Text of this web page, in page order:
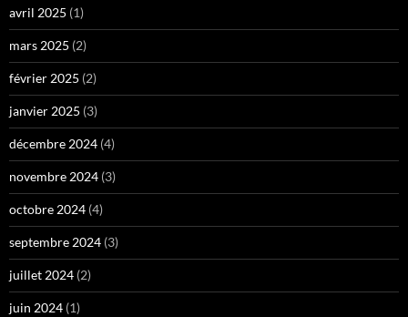
avril 2025 (1)
mars 2025 (2)
février 2025 (2)
janvier 2025 (3)
décembre 2024 (4)
novembre 2024 (3)
octobre 2024 (4)
septembre 2024 (3)
juillet 2024 (2)
juin 2024 (1)